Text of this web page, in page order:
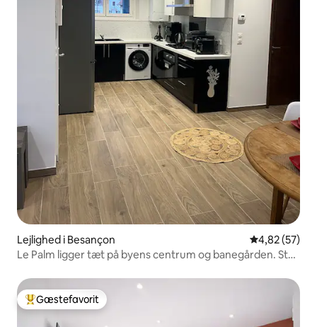
Lejlighed i Besançon 4,82 ud af 5 i
4,82 (57)
Le Palm ligger tæt på byens centrum og banegården. Stor
Bedste gæstefavorit
Gæstefavorit